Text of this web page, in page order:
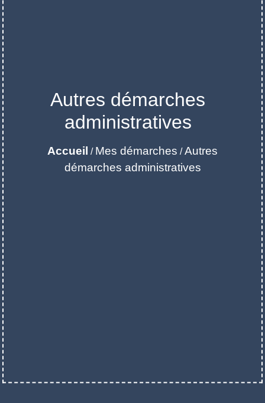
Autres démarches
administratives
Accueil / Mes démarches / Autres
démarches administratives